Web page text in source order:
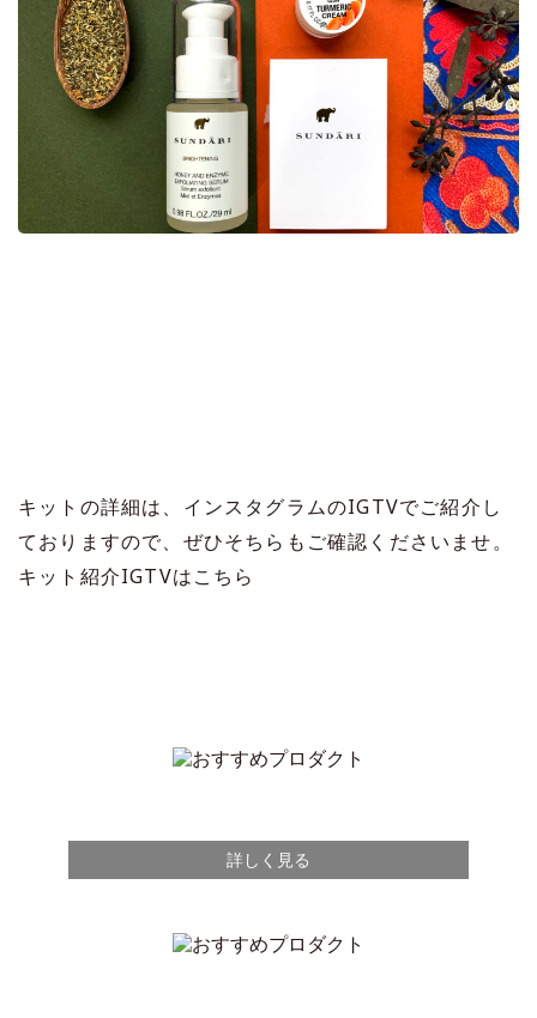
キットの詳細は、インスタグラムのIGTVでご紹介し
ておりますので、ぜひそちらもご確認くださいませ。
キット紹介IGTVはこちら
詳しく見る